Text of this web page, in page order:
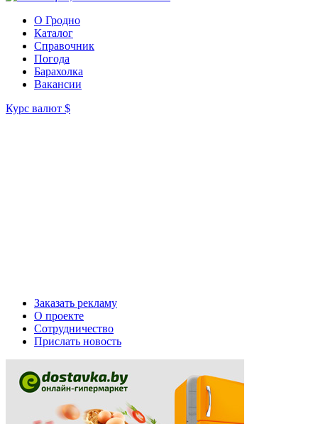
О Гродно
Каталог
Справочник
Погода
Барахолка
Вакансии
Курс валют $
Заказать рекламу
О проекте
Сотрудничество
Прислать новость